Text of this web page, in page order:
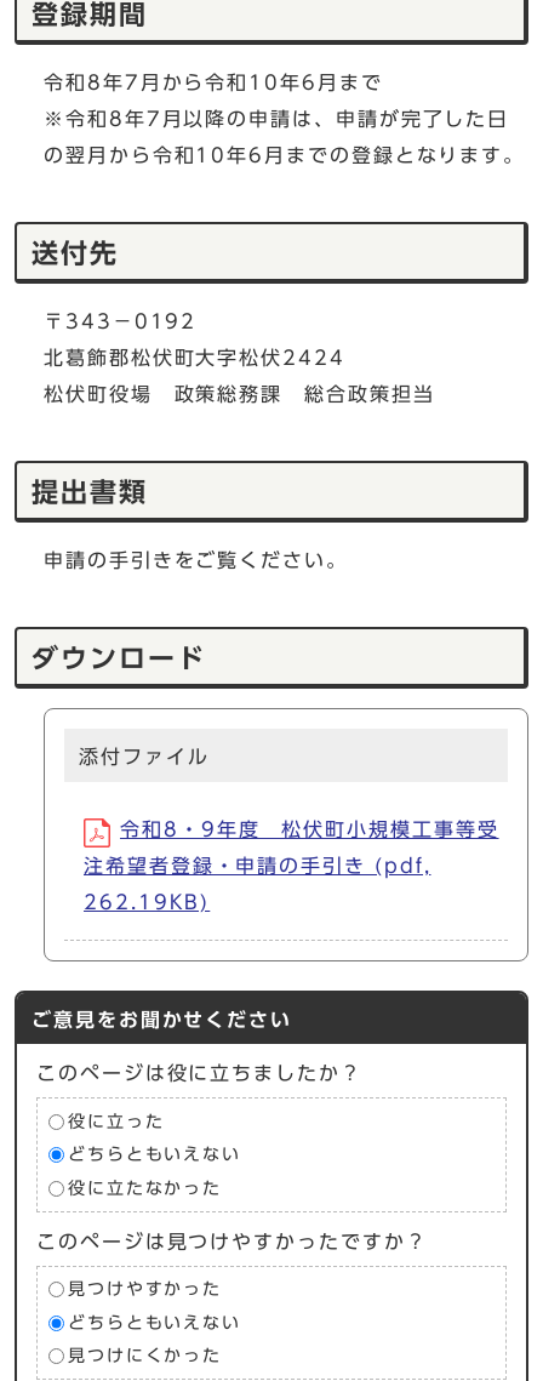
登録期間
令和8年7月から令和10年6月まで
※令和8年7月以降の申請は、申請が完了した日
の翌月から令和10年6月までの登録となります。
送付先
〒343－0192
北葛飾郡松伏町大字松伏2424
松伏町役場 政策総務課 総合政策担当
提出書類
申請の手引きをご覧ください。
ダウンロード
添付ファイル
令和8・9年度 松伏町小規模工事等受
注希望者登録・申請の手引き (pdf,
262.19KB)
ご意見をお聞かせください
このページは役に立ちましたか？
役に立った
どちらともいえない
役に立たなかった
このページは見つけやすかったですか？
見つけやすかった
どちらともいえない
見つけにくかった